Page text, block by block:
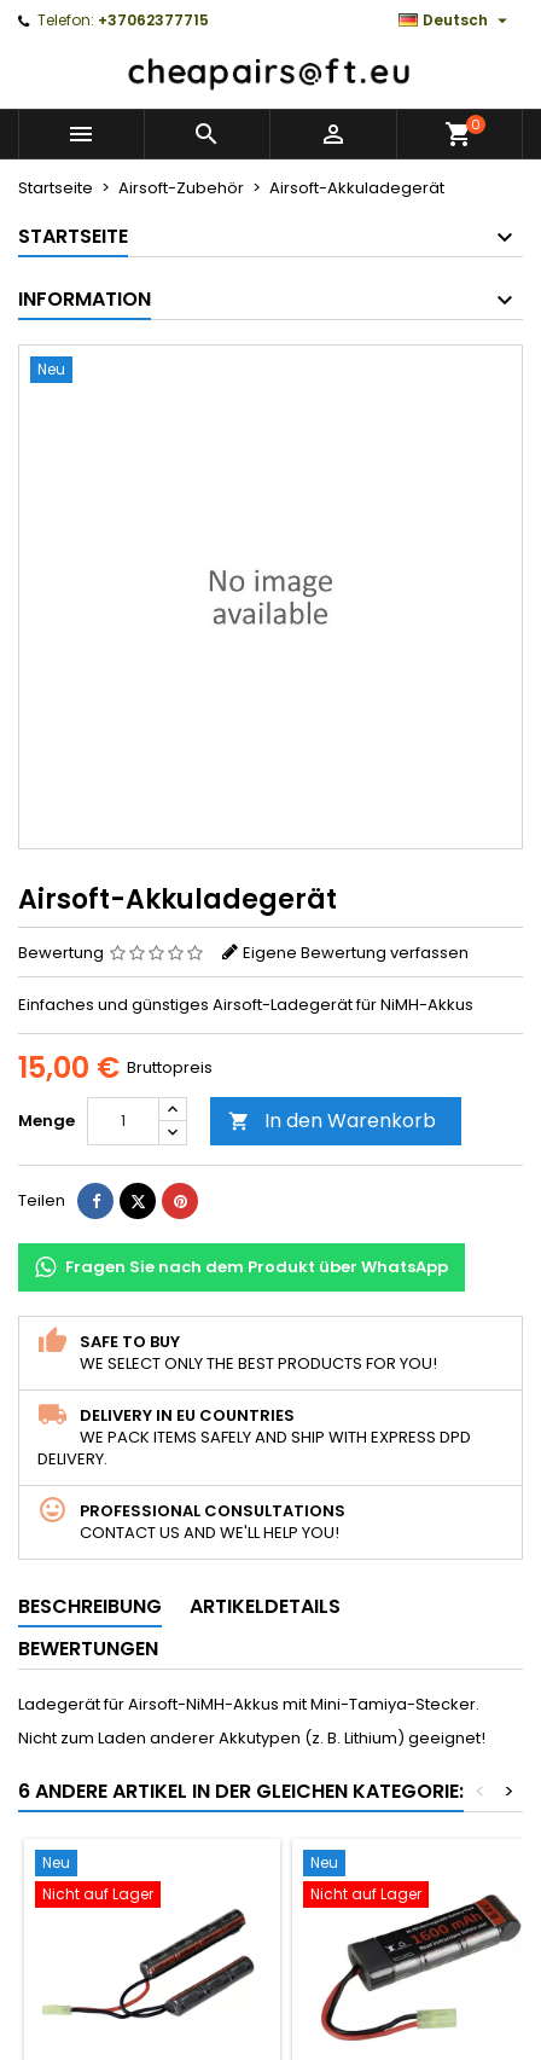
Telefon: +37062377715 Deutsch 
   0
Startseite Airsoft-Zubehör Airsoft-Akkuladegerät
STARTSEITE
INFORMATION
Neu
Airsoft-Akkuladegerät
Bewertung Eigene Bewertung verfassen
Einfaches und günstiges Airsoft-Ladegerät für NiMH-Akkus
15,00 € Bruttopreis
Menge  In den Warenkorb
Teilen TeilenTweetPinterest
Fragen Sie nach dem Produkt über WhatsApp
SAFE TO BUY
WE SELECT ONLY THE BEST PRODUCTS FOR YOU!
DELIVERY IN EU COUNTRIES
WE PACK ITEMS SAFELY AND SHIP WITH EXPRESS DPD
DELIVERY.
PROFESSIONAL CONSULTATIONS
CONTACT US AND WE'LL HELP YOU!
BESCHREIBUNG
ARTIKELDETAILS
BEWERTUNGEN
Ladegerät für Airsoft-NiMH-Akkus mit Mini-Tamiya-Stecker.
Nicht zum Laden anderer Akkutypen (z. B. Lithium) geeignet!
6 ANDERE ARTIKEL IN DER GLEICHEN KATEGORIE: >
<
Neu
Nicht auf Lager
Neu
Nicht auf Lager